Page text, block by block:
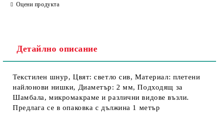
Оцени продукта
Детайлно описание
Текстилен шнур, Цвят: светло сив, Материал: плетени
найлонови нишки, Диаметър: 2 мм, Подходящ за
Шамбала, микромакраме и различни видове възли.
Предлага се в опаковка с дължина 1 метър